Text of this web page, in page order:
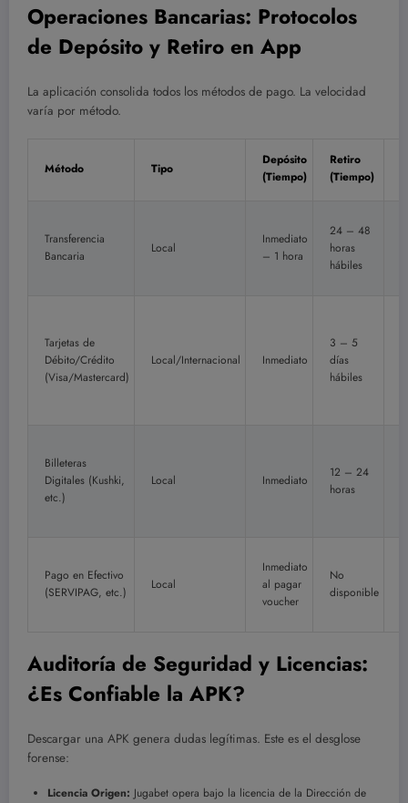
Operaciones Bancarias: Protocolos
de Depósito y Retiro en App
La aplicación consolida todos los métodos de pago. La velocidad
varía por método.
Método Tipo
Depósito
(Tiempo)
Retiro
(Tiempo)
Transferencia
Bancaria
Local
Inmediato
– 1 hora
24 – 48
horas
hábiles
Tarjetas de
Débito/Crédito
(Visa/Mastercard)
Local/Internacional Inmediato
3 – 5
días
hábiles
Billeteras
Digitales (Kushki,
etc.)
Local Inmediato
12 – 24
horas
Pago en Efectivo
(SERVIPAG, etc.)
Local
Inmediato
al pagar
voucher
No
disponible
Auditoría de Seguridad y Licencias:
¿Es Confiable la APK?
Descargar una APK genera dudas legítimas. Este es el desglose
forense:
Licencia Origen: Jugabet opera bajo la licencia de la Dirección de